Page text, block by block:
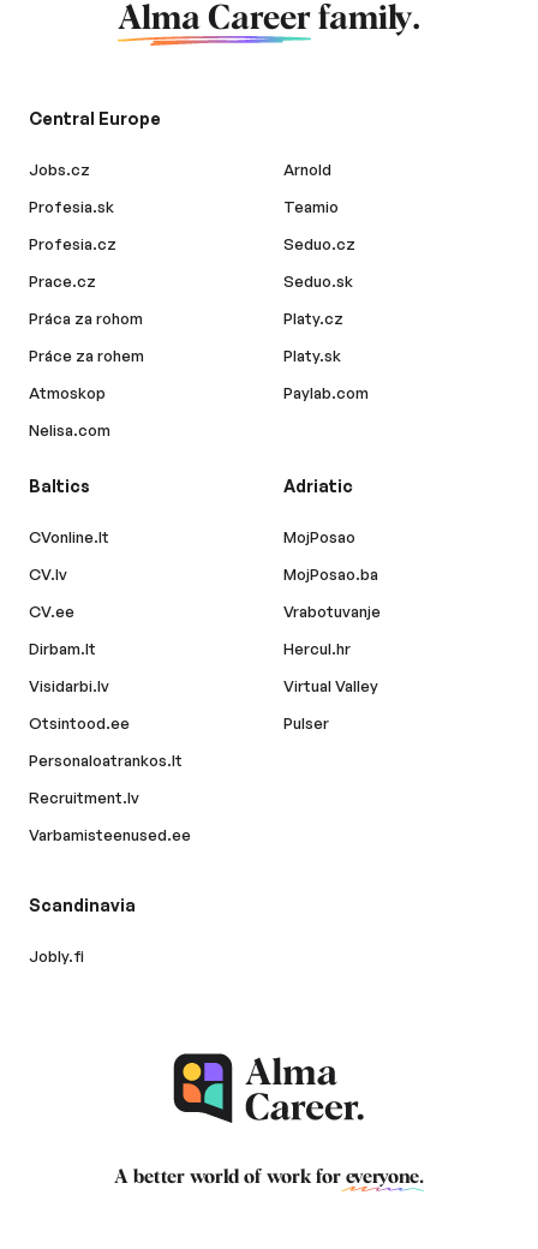
Alma Career family.
Central Europe
Jobs.cz
Profesia.sk
Profesia.cz
Prace.cz
Práca za rohom
Práce za rohem
Atmoskop
Nelisa.com
Arnold
Teamio
Seduo.cz
Seduo.sk
Platy.cz
Platy.sk
Paylab.com
Baltics
CVonline.lt
CV.lv
CV.ee
Dirbam.lt
Visidarbi.lv
Otsintood.ee
Personaloatrankos.lt
Recruitment.lv
Varbamisteenused.ee
Adriatic
MojPosao
MojPosao.ba
Vrabotuvanje
Hercul.hr
Virtual Valley
Pulser
Scandinavia
Jobly.fi
A better world of work for everyone.